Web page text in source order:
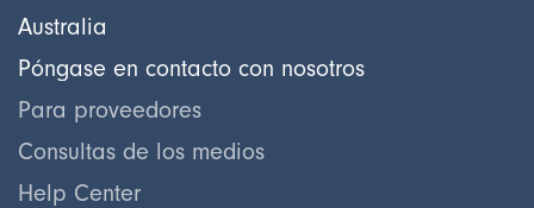
Australia
Póngase en contacto con nosotros
Para proveedores
Consultas de los medios
Help Center